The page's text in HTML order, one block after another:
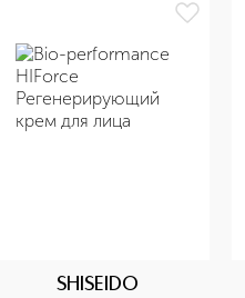
SHISEIDO